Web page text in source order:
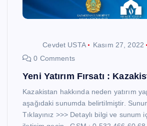
Cevdet USTA
Kasım 27, 2022
0 Comments
Yeni Yatırım Fırsatı :
Kazakistan hakkında neden yatırım
aşağıdaki sunumda belirtilmiştir.
Tıklayınız >>> Detaylı bilgi ve sunum